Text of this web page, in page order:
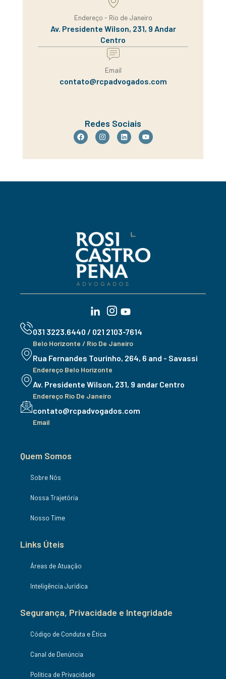
Endereço - Rio de Janeiro
Av. Presidente Wilson, 231, 9 Andar
Centro
Email
contato@rcpadvogados.com
Redes Sociais
031 3223.6440 / 021 2103-7614
Belo Horizonte / Rio De Janeiro
Rua Fernandes Tourinho, 264, 6 and - Savassi
Endereço Belo Horizonte
Av. Presidente Wilson, 231, 9 andar Centro
Endereço Rio De Janeiro
contato@rcpadvogados.com
Email
Quem Somos
Sobre Nós
Nossa Trajetória
Nosso Time
Links Úteis
Áreas de Atuação
Inteligência Jurídica
Segurança, Privacidade e Integridade
Código de Conduta e Ética
Canal de Denúncia
Politica de Privacidade